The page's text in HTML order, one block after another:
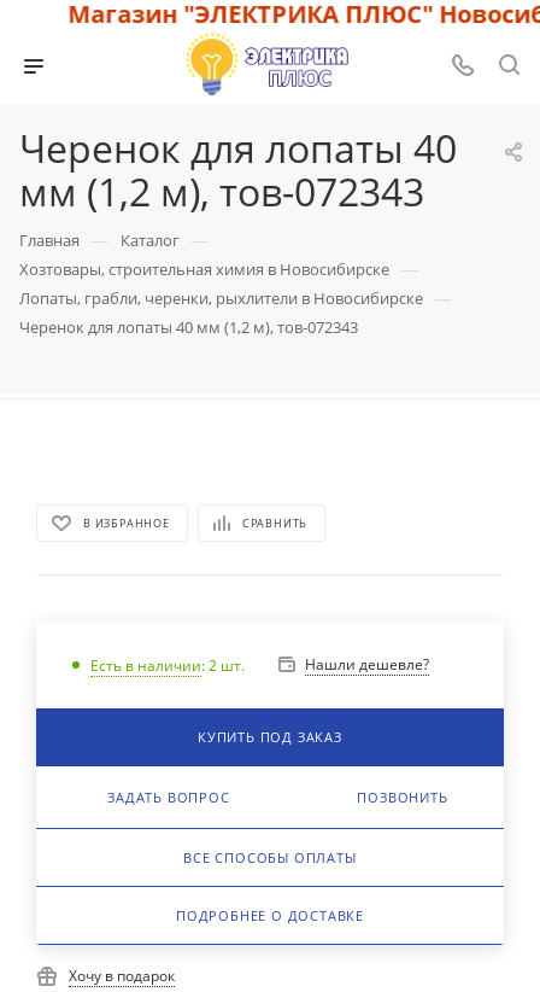
Магазин "ЭЛЕКТРИКА ПЛЮС"
Черенок для лопаты 40
мм (1,2 м), тов-072343
Главная — Каталог —
Хозтовары, строительная химия в Новосибирске —
Лопаты, грабли, черенки, рыхлители в Новосибирске —
Черенок для лопаты 40 мм (1,2 м), тов-072343
В ИЗБРАННОЕ СРАВНИТЬ
Есть в наличии: 2 шт. Нашли дешевле?
КУПИТЬ ПОД ЗАКАЗ
ЗАДАТЬ ВОПРОС ПОЗВОНИТЬ
ВСЕ СПОСОБЫ ОПЛАТЫ
ПОДРОБНЕЕ О ДОСТАВКЕ
Хочу в подарок